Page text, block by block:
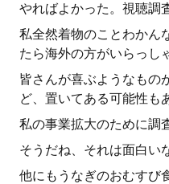
やればよかった。視聴調
私全然着物のことわかん
たら海外の方がいらっし
皆さんが喜ぶようなもの
ど、置いてある可能性も
私の事業拡大のために調
そうだね、それは面白い
他にもうなぎのおむすび